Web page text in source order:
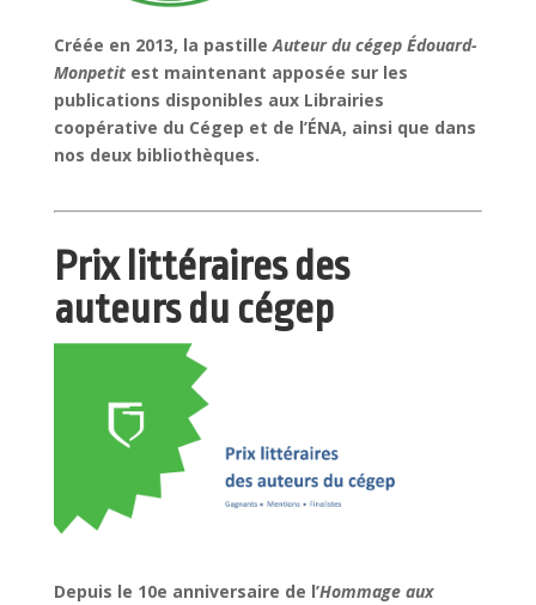
Créée en 2013, la pastilleAuteur du cégep Édouard-
Monpetitest maintenant apposée sur les
publications disponibles aux Librairies
coopérative du Cégep et de l’ÉNA, ainsi que dans
nos deux bibliothèques.
Prix littéraires des
auteurs du cégep
Depuis le 10e anniversaire de l’Hommage aux